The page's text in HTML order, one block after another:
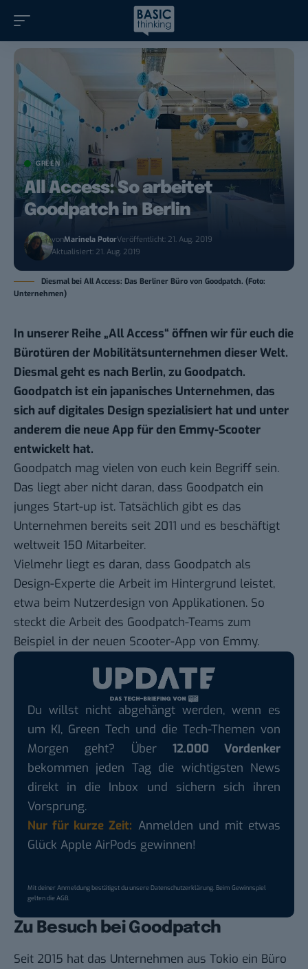
GREEN
All Access: So arbeitet
Goodpatch in Berlin
vonMarinela PotorVeröffentlicht: 21. Aug. 2019
Aktualisiert: 21. Aug. 2019
Diesmal bei All Access: Das Berliner Büro von Goodpatch. (Foto:
Unternehmen)
In unserer Reihe„All Access“ öffnen wir für euch die
Bürotüren der Mobilitätsunternehmen dieser Welt.
Diesmal geht es nach Berlin, zu Goodpatch.
Goodpatch ist ein japanisches Unternehmen, das
sich auf digitales Design spezialisiert hat und unter
anderem die neue App für den Emmy-Scooter
entwickelt hat.
Goodpatch mag vielen von euch kein Begriff sein.
Das liegt aber nicht daran, dass Goodpatch ein
junges Start-up ist. Tatsächlich gibt es das
Unternehmen bereits seit 2011 und es beschäftigt
weltweit 150 Mitarbeiter.
Vielmehr liegt es daran, dass Goodpatch als
Design-Experte die Arbeit im Hintergrund leistet,
etwa beim Nutzerdesign von Applikationen. So
steckt die Arbeit des Goodpatch-Teams zum
Beispiel in der neuen Scooter-App von Emmy.
Du willst nicht abgehängt werden, wenn es
um KI, Green Tech und die Tech-Themen von
Morgen geht? Über 12.000 Vordenker
bekommen jeden Tag die wichtigsten News
direkt in die Inbox und sichern sich ihren
Vorsprung.
Nur für kurze Zeit: Anmelden und mit etwas
Glück Apple AirPods gewinnen!
Mit deiner Anmeldung bestätigst du unsereDatenschutzerklärung. Beim Gewinnspiel
gelten dieAGB.
Zu Besuch bei Goodpatch
Seit 2015 hat das Unternehmen aus Tokio ein Büro